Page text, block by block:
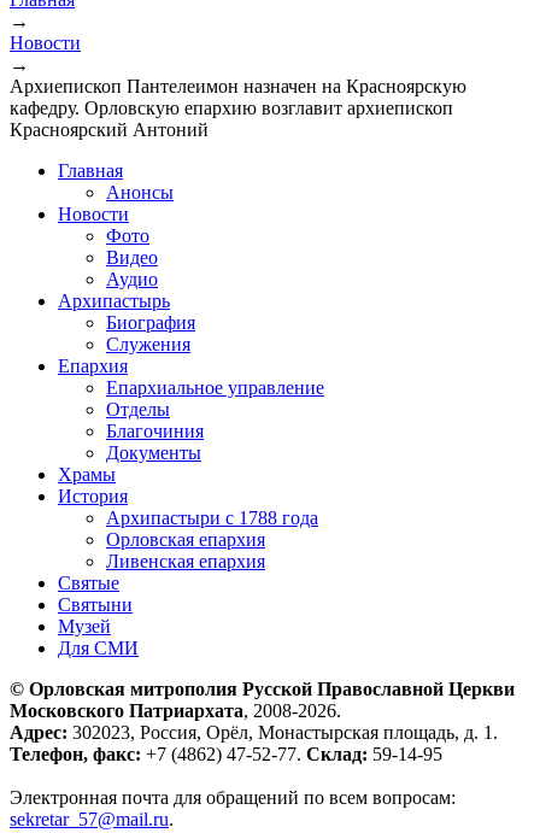
→
Новости
→
Архиепископ Пантелеимон назначен на Красноярскую
кафедру. Орловскую епархию возглавит архиепископ
Красноярский Антоний
Главная
Анонсы
Новости
Фото
Видео
Аудио
Архипастырь
Биография
Служения
Епархия
Епархиальное управление
Отделы
Благочиния
Документы
Храмы
История
Архипастыри с 1788 года
Орловская епархия
Ливенская епархия
Святые
Святыни
Музей
Для СМИ
© Орловская митрополия Русской Православной Церкви
Московского Патриархата, 2008-2026.
Адрес: 302023, Россия, Орёл, Монастырская площадь, д. 1.
Телефон, факс: +7 (4862) 47-52-77. Склад: 59-14-95
Электронная почта для обращений по всем вопросам:
sekretar_57@mail.ru.